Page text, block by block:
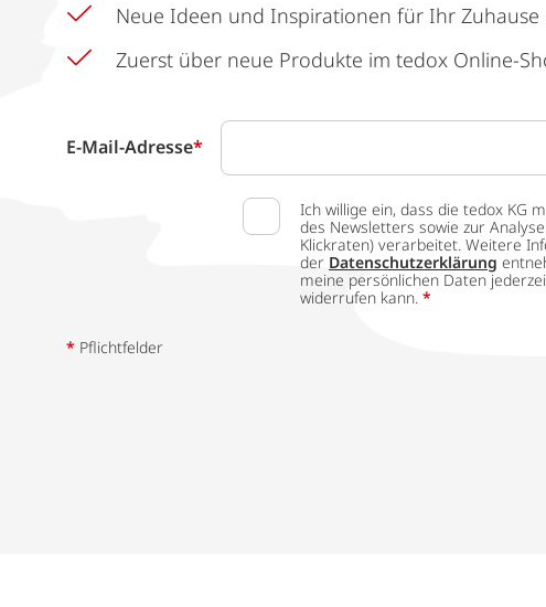
Neue Ideen und Inspirationen für Ihr Zuhause
Zuerst über neue Produkte im tedox Online-
E-Mail-Adresse*
Ich willige ein, dass die tedox KG
des Newsletters sowie zur
Klickraten) verarbeitet. Weitere
der Datenschutzerklärung
meine persönlichen Daten
widerrufen kann. *
* Pflichtfelder